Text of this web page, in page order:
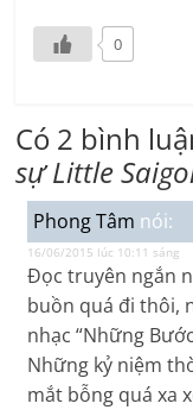
0
Có 2 bình
sự Little
Phong Tâm nói:
16/06/2015 lúc 10:11 sáng
Đọc truyên ngắn
buồn quá đi thôi,
nhạc “Những
Những kỷ niệm
mắt bỗng quá xa